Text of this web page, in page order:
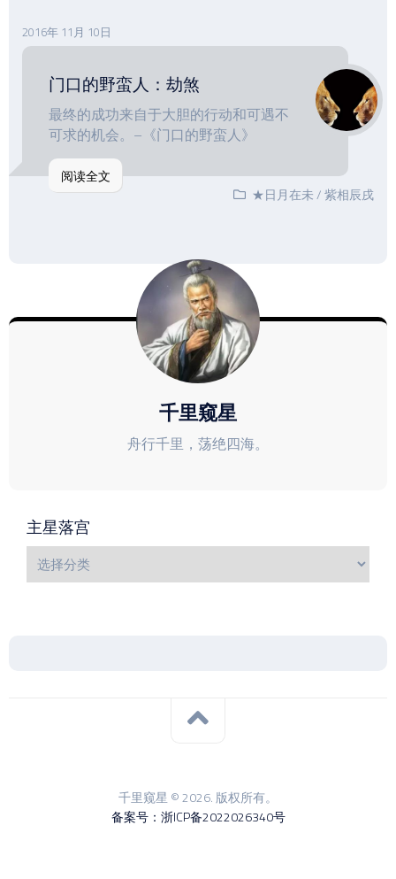
2016年 11月 10日
门口的野蛮人：劫煞
最终的成功来自于大胆的行动和可遇不
可求的机会。–《门口的野蛮人》
阅读全文
★日月在未/紫相辰戌
千里窥星
舟行千里，荡绝四海。
主星落宫
千里窥星 © 2026. 版权所有。
备案号：浙ICP备2022026340号